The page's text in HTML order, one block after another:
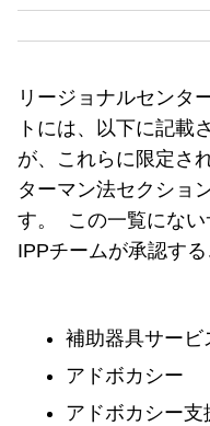
リージョナルセンタ
トには、以下に記載
が、これらに限定さ
ターマン法セクショ
す。 この一覧にない
IPPチームが承認する
補助器具サービ
アドボカシー
アドボカシー